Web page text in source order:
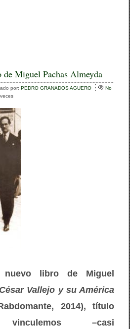
Miguel Pachas Almeyda
por:PEDRO GRANADOS AGUERO
No
nuevo libro de Miguel
César Vallejo y su América
2014), título
–casi